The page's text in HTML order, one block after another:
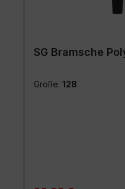
SG Bramsche
Größe: 128